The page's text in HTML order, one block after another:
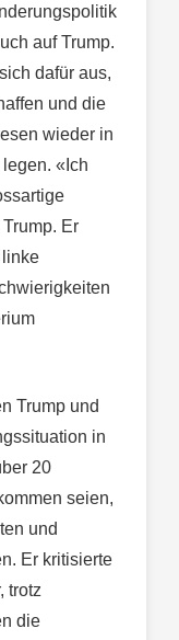
auf Trump.
dafür aus,
und die
wieder in
«Ich
Er
Trump und
in
20
seien,
und
Er kritisierte
trotz
die